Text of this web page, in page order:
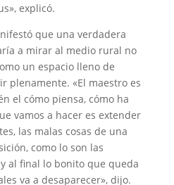
explicó.
que una verdadera
a mirar al medio rural no
un espacio lleno de
plenamente. «El maestro es
el cómo piensa, cómo ha
vamos a hacer es extender
las malas cosas de una
como lo son las
al final lo bonito que queda
va a desaparecer», dijo.